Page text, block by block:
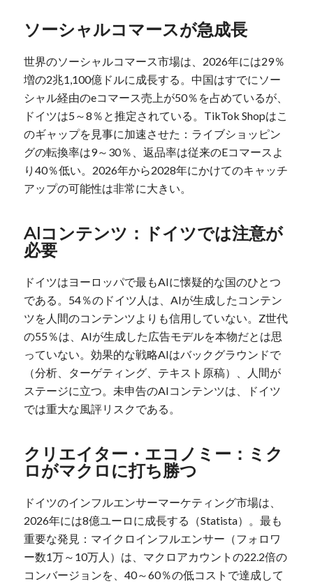
ソーシャルコマースが急成長
世界のソーシャルコマース市場は、2026年には29％
増の2兆1,100億ドルに成長する。中国はすでにソー
シャル経由のeコマース売上が50％を占めているが、
ドイツは5～8％と推定されている。TikTok Shopはこ
のギャップを見事に加速させた：ライブショッピン
グの転換率は9～30％、返品率は従来のEコマースよ
り40％低い。2026年から2028年にかけてのキャッチ
アップの可能性は非常に大きい。
AIコンテンツ：ドイツでは注意が
必要
ドイツはヨーロッパで最もAIに懐疑的な国のひとつ
である。54％のドイツ人は、AIが生成したコンテン
ツを人間のコンテンツよりも信用していない。Z世代
の55％は、AIが生成した広告モデルを本物だとは思
っていない。効果的な戦略AIはバックグラウンドで
（分析、ターゲティング、テキスト原稿）、人間が
ステージに立つ。未申告のAIコンテンツは、ドイツ
では重大な風評リスクである。
クリエイター・エコノミー：ミク
ロがマクロに打ち勝つ
ドイツのインフルエンサーマーケティング市場は、
2026年には8億ユーロに成長する（Statista）。最も
重要な発見：マイクロインフルエンサー（フォロワ
ー数1万～10万人）は、マクロアカウントの22.2倍の
コンバージョンを、40～60％の低コストで達成して